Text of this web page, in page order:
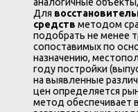
Для
средств методом
подобрать не менее
сопоставимых по
назначению,
году постройки
на выявленные
цен определяется
метод обеспечивает